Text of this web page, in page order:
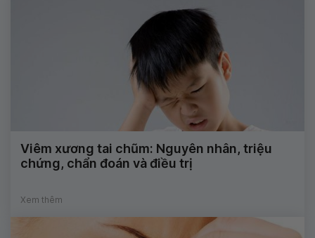
Viêm xương tai chũm: Nguyên nhân, triệu
chứng, chẩn đoán và điều trị
Xem thêm